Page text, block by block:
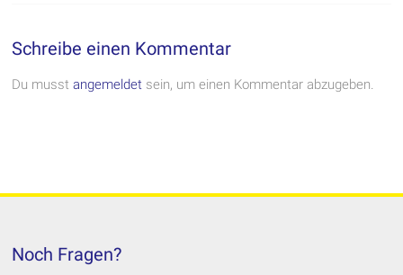
Schreibe einen Kommentar
Du musstangemeldet sein, um einen Kommentar abzugeben.
Noch Fragen?